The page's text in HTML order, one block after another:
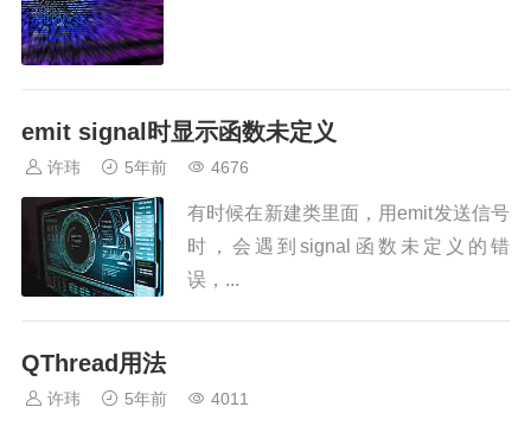
emit signal时显示函数未定义
许玮 5年前 4676
有时候在新建类里面，用emit发送信号
时，会遇到signal函数未定义的错
误，...
QThread用法
许玮 5年前 4011